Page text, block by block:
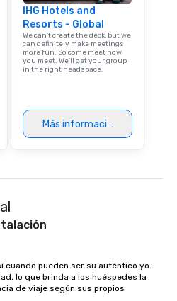
IHG Hotels and
Resorts - Global
We can't create the deck, but we
can definitely make meetings
more fun. So come meet how
you meet. We'll get your group
in the right headspace.
Más información
cuando pueden ser su auténtico yo.
lo que brinda a los huéspedes la
de viaje según sus propios